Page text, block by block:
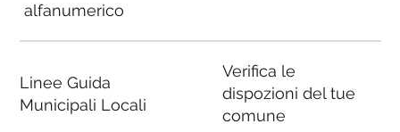
alfanumerico
Linee Guida
Municipali Locali
Verifica le
dispozioni del tue
comune